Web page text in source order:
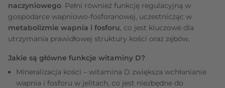
naczyniowego. Pełni również funkcję regulacyjną w
gospodarce wapniowo-fosforanowej, uczestnicząc w
metabolizmie wapnia i fosforu, co jest kluczowe dla
utrzymania prawidłowej struktury kości oraz zębów.
Jakie są główne funkcje witaminy D?
Mineralizacja kości – witamina D zwiększa wchłanianie
wapnia i fosforu w jelitach, co jest niezbędne do